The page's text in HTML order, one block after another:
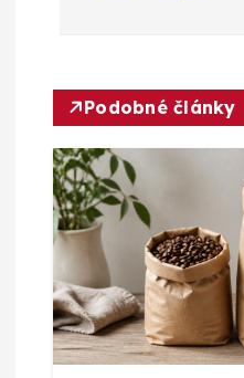
a
c
e
p
r
o
Podobné články